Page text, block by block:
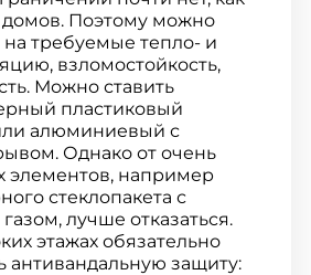
домов. Поэтому можно
на требуемые тепло- и
взломостойкость,
Можно ставить
пластиковый
алюминиевый с
Однако от очень
элементов, например
стеклопакета с
лучше отказаться.
этажах обязательно
антивандальную защиту: